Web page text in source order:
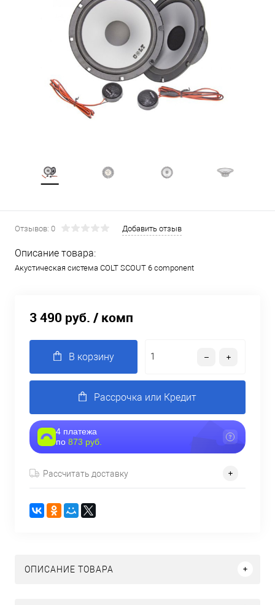
Отзывов: 0 Добавить отзыв
Описание товара:
Акустическая система COLT SCOUT 6 component
3 490 руб. / комп
В корзину
Рассрочка или Кредит
4 платежа
по 873 руб.
Рассчитать доставку
ОПИСАНИЕ ТОВАРА